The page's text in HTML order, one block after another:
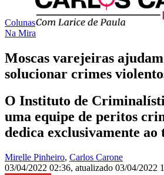
Colunas
Na Mira
Moscas varejeiras
solucionar crimes
O Instituto de
uma equipe de peritos
dedica exclusivamente ao
Mirelle Pinheiro, Carlos Carone
03/04/2022 02:36, atualizado 03/04/2022